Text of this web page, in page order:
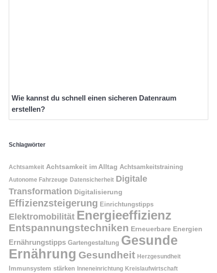
Wie kannst du schnell einen sicheren Datenraum
erstellen?
Schlagwörter
Achtsamkeit Achtsamkeit im Alltag Achtsamkeitstraining
Autonome Fahrzeuge Datensicherheit Digitale
Transformation Digitalisierung
Effizienzsteigerung Einrichtungstipps
Elektromobilität Energieeffizienz
Entspannungstechniken Erneuerbare Energien
Ernährungstipps Gartengestaltung Gesunde
Ernährung Gesundheit Herzgesundheit
Immunsystem stärken Inneneinrichtung Kreislaufwirtschaft